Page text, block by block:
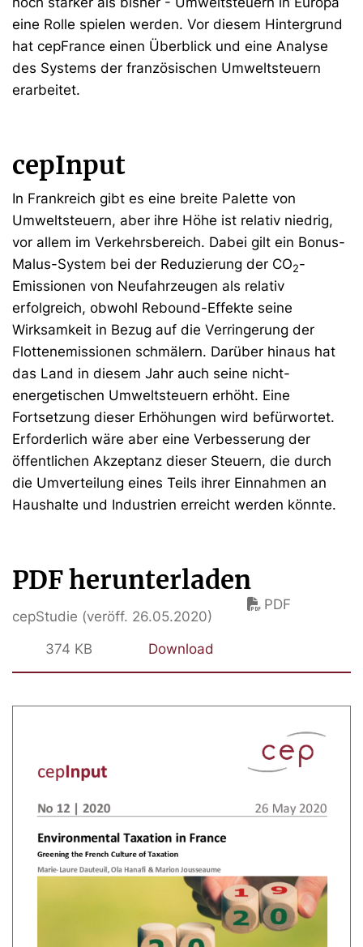
eine Rolle spielen werden. Vor diesem Hintergrund
hat cepFrance einen Überblick und eine Analyse
des Systems der französischen Umweltsteuern
erarbeitet.
cepInput
In Frankreich gibt es eine breite Palette von
Umweltsteuern, aber ihre Höhe ist relativ niedrig,
vor allem im Verkehrsbereich. Dabei gilt ein Bonus-
Malus-System bei der Reduzierung der CO2-
Emissionen von Neufahrzeugen als relativ
erfolgreich, obwohl Rebound-Effekte seine
Wirksamkeit in Bezug auf die Verringerung der
Flottenemissionen schmälern. Darüber hinaus hat
das Land in diesem Jahr auch seine nicht-
energetischen Umweltsteuern erhöht. Eine
Fortsetzung dieser Erhöhungen wird befürwortet.
Erforderlich wäre aber eine Verbesserung der
öffentlichen Akzeptanz dieser Steuern, die durch
die Umverteilung eines Teils ihrer Einnahmen an
Haushalte und Industrien erreicht werden könnte.
PDF herunterladen
cepStudie (veröff. 26.05.2020)
PDF
374 KB Download